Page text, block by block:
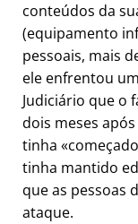
conteúdos da
(equipamento
pessoais, mais
ele enfrentou
Judiciário que o
dois meses
tinha
tinha mantido
que as pessoas
ataque.